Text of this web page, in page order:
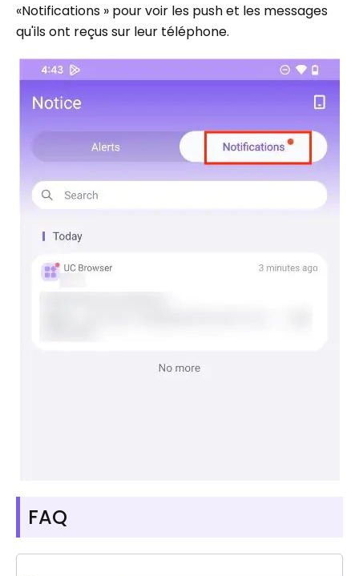
«Notifications » pour voir les push et les messages
qu'ils ont reçus sur leur téléphone.
FAQ